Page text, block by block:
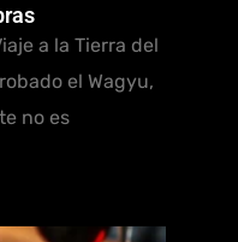
a la Tierra del
el Wagyu,
no es